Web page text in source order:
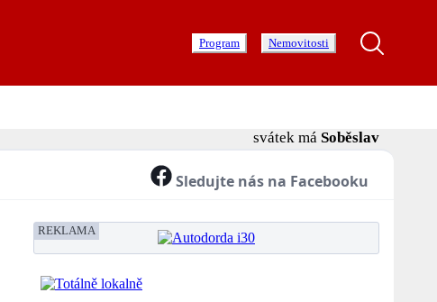
Program Nemovitosti
svátek má Soběslav
Sledujte nás na Facebooku
REKLAMA